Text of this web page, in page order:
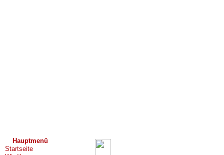
Hauptmenü
Startseite